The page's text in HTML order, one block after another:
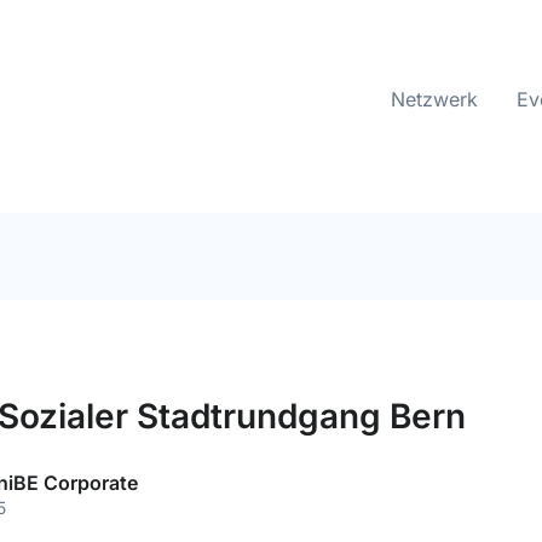
Netzwerk
Stadtrundgang Bern
Corporate